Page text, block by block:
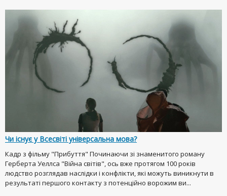
Чи існує у Всесвіті універсальна мова?
Кадр з фільму "Прибуття" Починаючи зі знаменитого роману
Герберта Уеллса "Війна світів", ось вже протягом 100 років
людство розглядав наслідки і конфлікти, які можуть виникнути в
результаті першого контакту з потенційно ворожим ви...